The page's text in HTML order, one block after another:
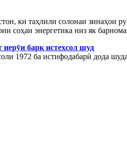
ки таҳлили солонаи зинаҳои
соҳаи энергетика низ як
барқ истеҳсол шуд
1972 ба истифодабарӣ дода